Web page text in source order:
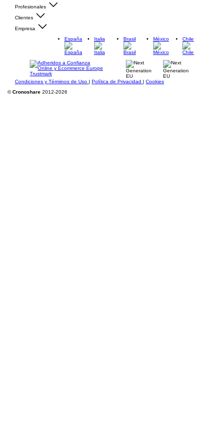
Profesionales
Clientes
Empresa
España
Italia Brasil México Chile
Condiciones y Términos de Uso | Política de Privacidad | Cookies
©Cronoshare 2012-2026